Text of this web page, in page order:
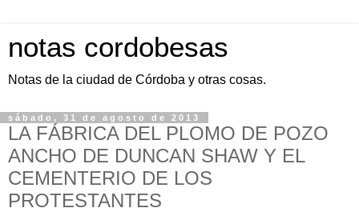
notas cordobesas
Notas de la ciudad de Córdoba y otras cosas.
sábado, 31 de agosto de 2013
LA FÁBRICA DEL PLOMO DE POZO
ANCHO DE DUNCAN SHAW Y EL
CEMENTERIO DE LOS
PROTESTANTES